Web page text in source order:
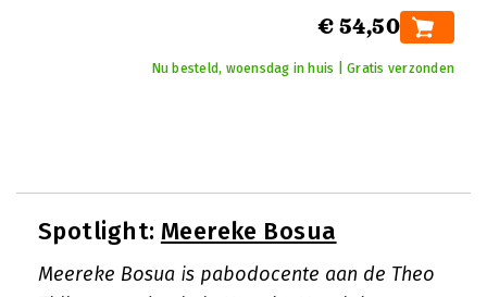
€ 54,50
Nu besteld, woensdag in huis | Gratis verzonden
Spotlight: Meereke Bosua
Meereke Bosua is pabodocente aan de Theo